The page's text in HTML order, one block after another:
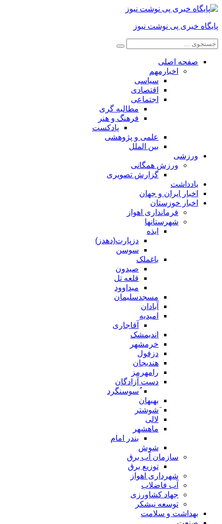
پایگاه خبری پی نوشت نیوز
صفحه اصلی
اخبارمهم
سیاسی
اقتصادی
اجتماعی
مطالبه گری
فرهنگ و هنر
پادکست
علمی و پژوهشی
بین الملل
ورزشی
ورزش همگانی
گزارش تصویری
یادداشت
اخبار ایران و جهان
اخبار خوزستان
فرمانداری اهواز
شهرستانها
ایذه
دزپارت(دهدز)
سوسن
باغملک
صیدون
قلعه تل
میداوود
مسجدسلیمان
آبادان
امیدیه
آقاجاری
اندیمشک
خرمشهر
دزفول
هندیجان
رامهرمز
دست آزادگان
ُسوسنگرد
بهبهان
َشوشتر
لالی
ماهشهر
بندر امام
شوش
سازمان آب برق
توزیع برق
شهرداری اهواز
آب فاضلاب
جهاد کشاورزی
توسعه نیشکر
بهداشت و سلامت